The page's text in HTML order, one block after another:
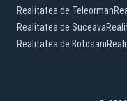
Realitatea de Teleorman
Realitatea de Suceava
Realitatea de Botosani